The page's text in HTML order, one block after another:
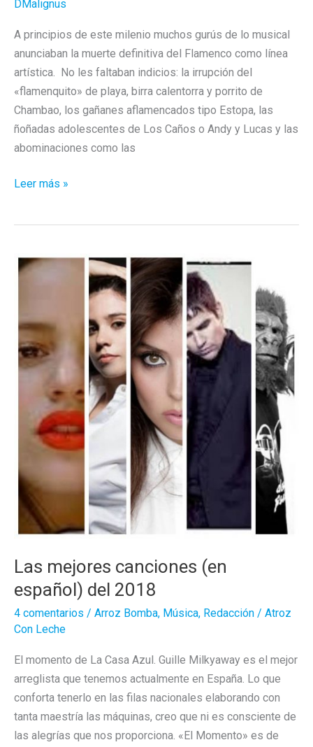
DMalignus
A principios de este milenio muchos gurús de lo musical
anunciaban la muerte definitiva del Flamenco como línea
artística. No les faltaban indicios: la irrupción del
«flamenquito» de playa, birra calentorra y porrito de
Chambao, los gañanes aflamencados tipo Estopa, las
ñoñadas adolescentes de Los Caños o Andy y Lucas y las
abominaciones como las
Flores
Leer más »
Las mejores canciones (en
español) del 2018
4 comentarios / Arroz Bomba, Música, Redacción / Atroz
Con Leche
El momento de La Casa Azul. Guille Milkyaway es el mejor
arreglista que tenemos actualmente en España. Lo que
conforta tenerlo en las filas nacionales elaborando con
tanta maestría las máquinas, creo que ni es consciente de
las alegrías que nos proporciona. «El Momento» es de